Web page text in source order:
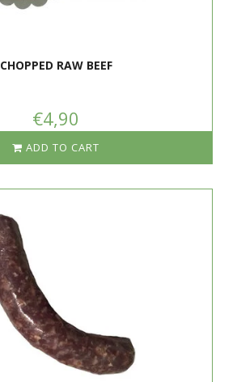
CHOPPED RAW BEEF
€4,90
ADD TO CART